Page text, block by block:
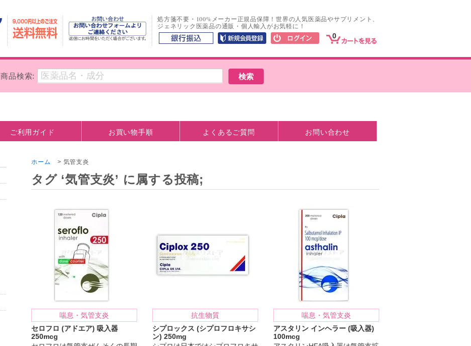
処方箋不要・100%メーカー正規品保障！世界の人気医薬品やサプリメント、
ジェネリック医薬品の通販・個人輸入がお気軽に！
0
商品検索:
ご利用ガイド お買い物手順 よくあるご質問 お問い合わせ
ホーム > 気管支炎
タグ ‘気管支炎’ に属する投稿;
喘息・気管支炎
セロフロ (アドエア) 吸入器
250mcg
抗生物質
シプロックス (シプロフロキサシ
ン) 250mg
喘息・気管支炎
アスタリン インヘラー (吸入器)
100mcg